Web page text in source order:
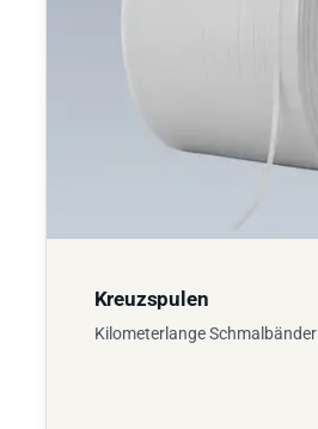
Kreuzspulen
Kilometerlange Schmalbänder